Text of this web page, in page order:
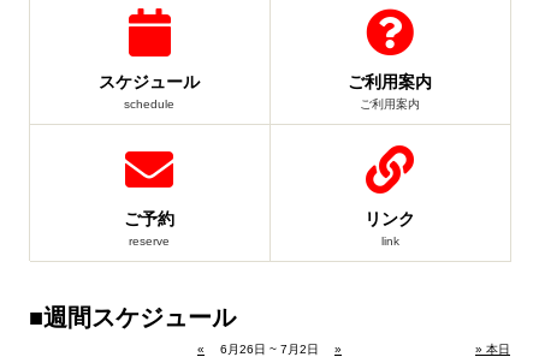
スケジュール
schedule
ご利用案内
ご利用案内
ご予約
reserve
リンク
link
■週間スケジュール
« 6月26日 ~ 7月2日 » » 本日